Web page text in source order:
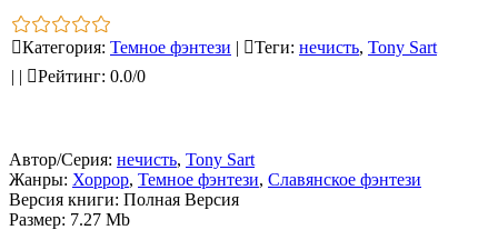
Категория: Темное фэнтези | Теги: нечисть, Tony Sart
| | Рейтинг: 0.0/0
Автор/Серия: нечисть, Tony Sart
Жанры: Хоррор, Темное фэнтези, Славянское фэнтези
Версия книги: Полная Версия
Размер: 7.27 Mb